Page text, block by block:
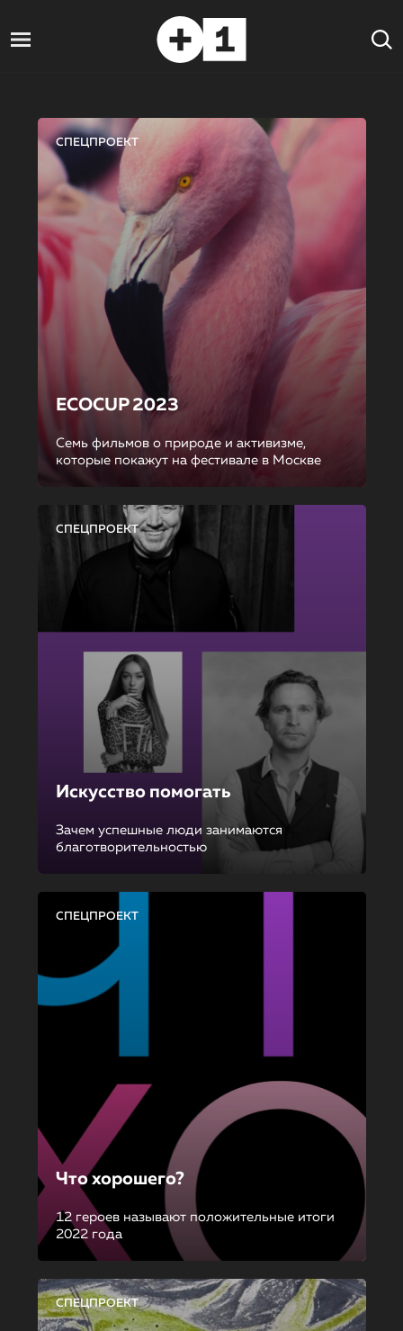
СПЕЦПРОЕКТ
ECOCUP 2023
Семь фильмов о природе и активизме,
которые покажут на фестивале в Москве
СПЕЦПРОЕКТ
Искусство помогать
Зачем успешные люди занимаются
благотворительностью
СПЕЦПРОЕКТ
Что хорошего?
12 героев называют положительные итоги
2022 года
СПЕЦПРОЕКТ